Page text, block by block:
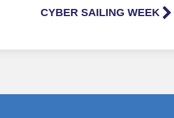
CYBER SAILING WEEK